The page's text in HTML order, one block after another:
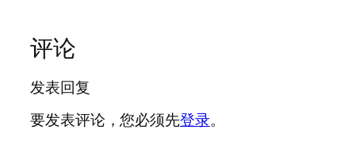
评论
发表回复
要发表评论，您必须先登录。